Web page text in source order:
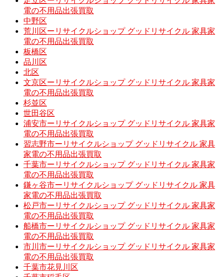
電の不用品出張買取
中野区
荒川区ーリサイクルショップ グッドリサイクル 家具家
電の不用品出張買取
板橋区
品川区
北区
文京区ーリサイクルショップ グッドリサイクル 家具家
電の不用品出張買取
杉並区
世田谷区
浦安市ーリサイクルショップ グッドリサイクル 家具家
電の不用品出張買取
習志野市ーリサイクルショップ グッドリサイクル 家具
家電の不用品出張買取
千葉市ーリサイクルショップ グッドリサイクル 家具家
電の不用品出張買取
鎌ヶ谷市ーリサイクルショップ グッドリサイクル 家具
家電の不用品出張買取
松戸市ーリサイクルショップ グッドリサイクル 家具家
電の不用品出張買取
船橋市ーリサイクルショップ グッドリサイクル 家具家
電の不用品出張買取
市川市ーリサイクルショップ グッドリサイクル 家具家
電の不用品出張買取
千葉市花見川区